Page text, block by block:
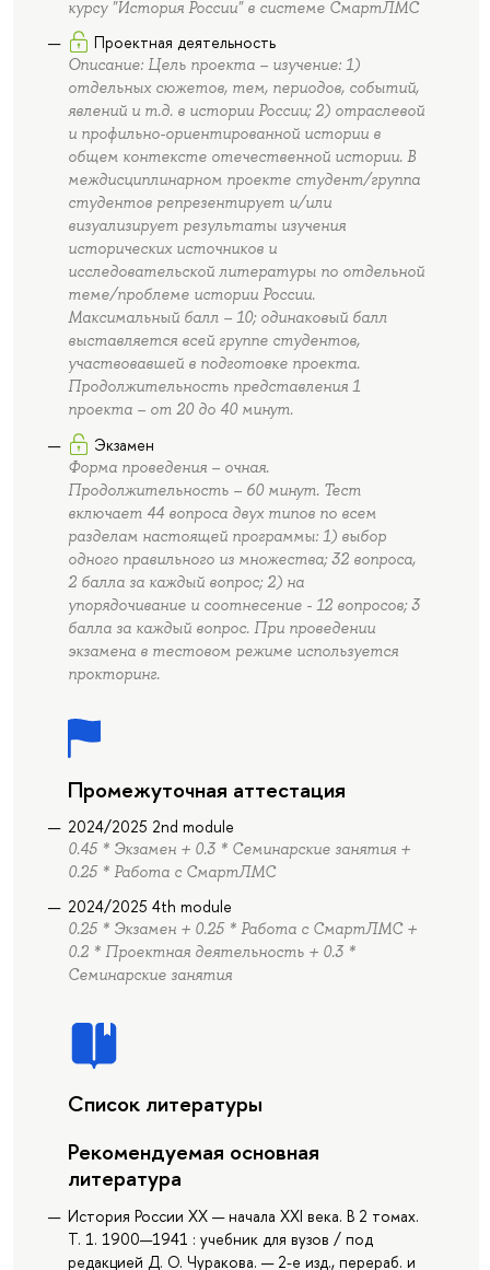
курсу "История России" в системе СмартЛМС
Проектная деятельность
Описание: Цель проекта – изучение: 1)
отдельных сюжетов, тем, периодов, событий,
явлений и т.д. в истории России; 2) отраслевой
и профильно-ориентированной истории в
общем контексте отечественной истории. В
междисциплинарном проекте студент/группа
студентов репрезентирует и/или
визуализирует результаты изучения
исторических источников и
исследовательской литературы по отдельной
теме/проблеме истории России.
Максимальный балл – 10; одинаковый балл
выставляется всей группе студентов,
участвовавшей в подготовке проекта.
Продолжительность представления 1
проекта – от 20 до 40 минут.
Экзамен
Форма проведения – очная.
Продолжительность – 60 минут. Тест
включает 44 вопроса двух типов по всем
разделам настоящей программы: 1) выбор
одного правильного из множества; 32 вопроса,
2 балла за каждый вопрос; 2) на
упорядочивание и соотнесение - 12 вопросов; 3
балла за каждый вопрос. При проведении
экзамена в тестовом режиме используется
прокторинг.
Промежуточная аттестация
2024/2025 2nd module
0.45 * Экзамен + 0.3 * Семинарские занятия +
0.25 * Работа с СмартЛМС
2024/2025 4th module
0.25 * Экзамен + 0.25 * Работа с СмартЛМС +
0.2 * Проектная деятельность + 0.3 *
Семинарские занятия
Список литературы
Рекомендуемая основная
литература
История России XX — начала XXI века. В 2 томах.
Т. 1. 1900—1941 : учебник для вузов / под
редакцией Д. О. Чуракова. — 2-е изд., перераб. и